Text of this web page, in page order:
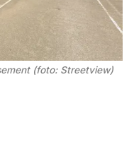
(foto: Streetview)